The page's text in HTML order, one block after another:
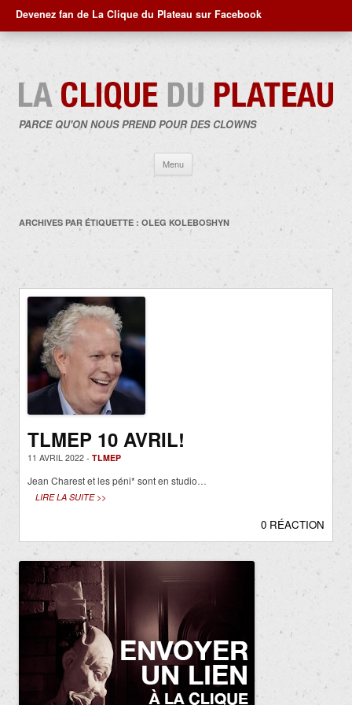
Devenez fan de La Clique du Plateau sur Facebook
PARCE QU'ON NOUS PREND POUR DES CLOWNS
Menu
contenu
ARCHIVES PAR ÉTIQUETTE : OLEG KOLEBOSHYN
TLMEP 10 AVRIL!
11 AVRIL 2022 - TLMEP
Jean Charest et les péni* sont en studio…
LIRE LA SUITE >>
0 RÉACTION